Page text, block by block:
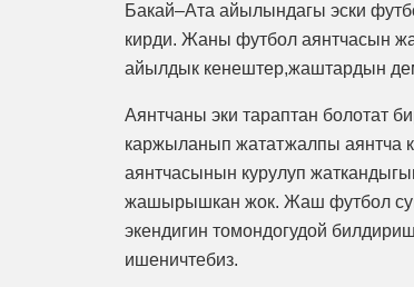
Бакай–Ата айылындагы эски
кирди. Жаны футбол аянтчасын
айылдык кенештер,жаштардын
Аянтчаны эки тараптан болотат
каржыланып жататжалпы аянтча
аянтчасынын курулуп
жашырышкан жок. Жаш футбол
экендигин томондогудой
ишеничтебиз.